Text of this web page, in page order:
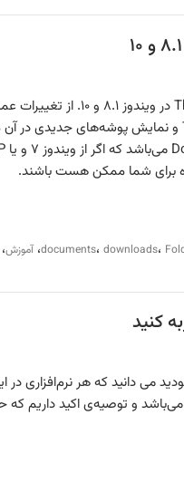
برای شما ممکن هست باشند.
documents، downloads، ،آموزش،
می دانید که هر نرم‌افزاری در
و توصیه‌ی اکید داریم که